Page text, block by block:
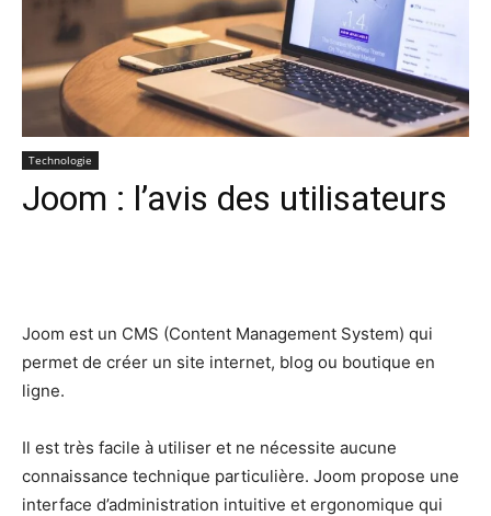
Technologie
Joom : l’avis des utilisateurs
Joom est un CMS (Content Management System) qui
permet de créer un site internet, blog ou boutique en
ligne.
Il est très facile à utiliser et ne nécessite aucune
connaissance technique particulière. Joom propose une
interface d’administration intuitive et ergonomique qui